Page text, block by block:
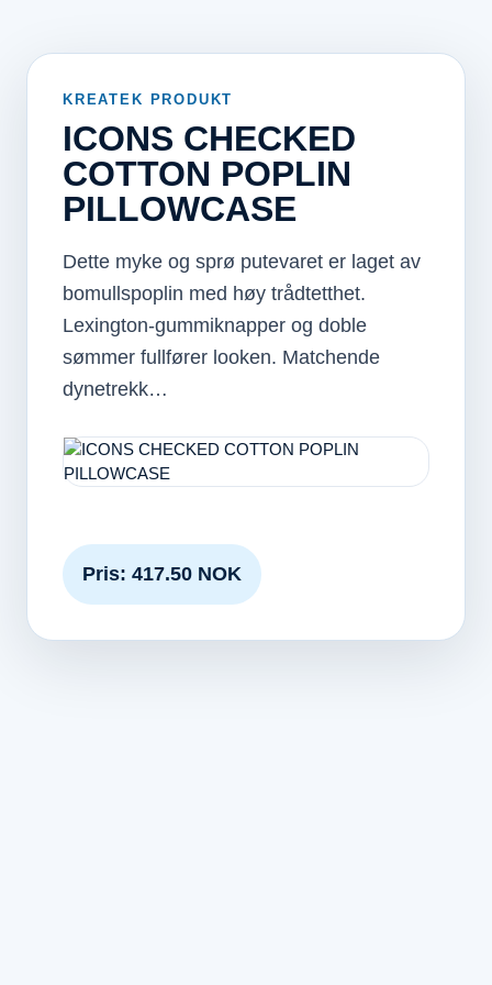
KREATEK PRODUKT
ICONS CHECKED
COTTON POPLIN
PILLOWCASE
Dette myke og sprø putevaret er laget av
bomullspoplin med høy trådtetthet.
Lexington-gummiknapper og doble
sømmer fullfører looken. Matchende
dynetrekk…
Pris: 417.50 NOK